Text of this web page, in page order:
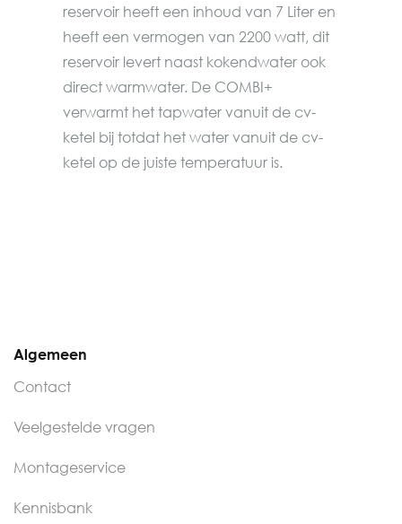
reservoir heeft een inhoud van 7 Liter en
heeft een vermogen van 2200 watt, dit
reservoir levert naast kokendwater ook
direct warmwater. De COMBI+
verwarmt het tapwater vanuit de cv-
ketel bij totdat het water vanuit de cv-
ketel op de juiste temperatuur is.
Algemeen
Contact
Veelgestelde vragen
Montageservice
Kennisbank